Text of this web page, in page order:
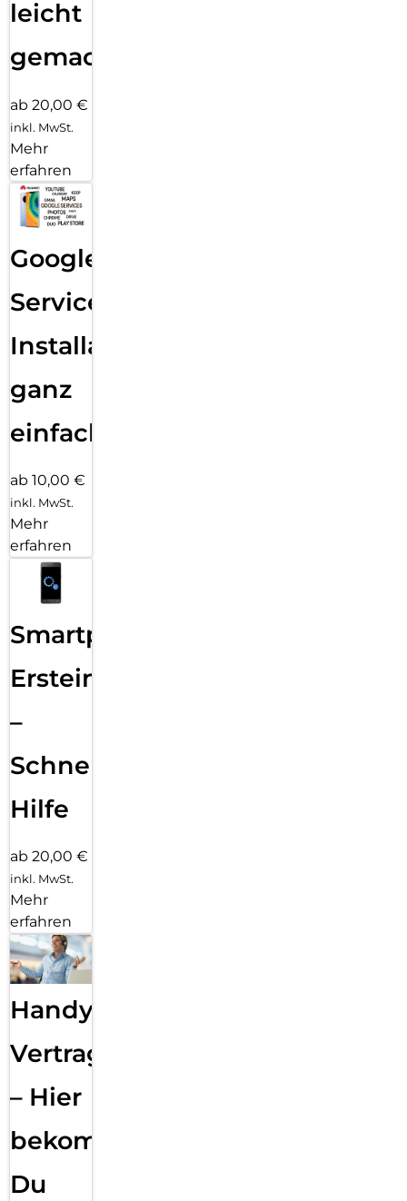
leicht
gemacht!
ab 20,00 €
inkl. MwSt.
Mehr
erfahren
Google
Services
Installation
ganz
einfach
ab 10,00 €
inkl. MwSt.
Mehr
erfahren
Smartphone
Ersteinrichtung
–
Schnelle
Hilfe
ab 20,00 €
inkl. MwSt.
Mehr
erfahren
Handy
Vertragsabwicklung
– Hier
bekommst
Du